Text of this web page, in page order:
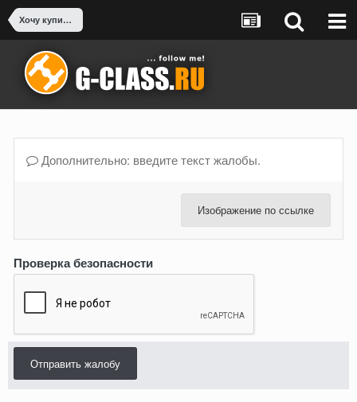
Хочу купить Гелендваген - есть вопросы
Дополнительно: введите текст жалобы.
Изображение по ссылке
Проверка безопасности
Отправить жалобу